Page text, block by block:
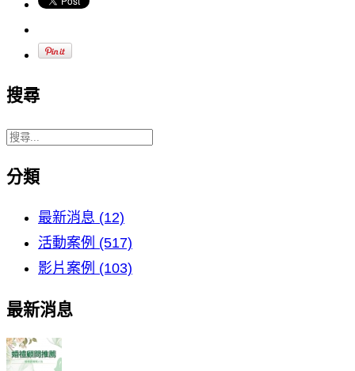
搜尋
分類
最新消息 (12)
活動案例 (517)
影片案例 (103)
最新消息